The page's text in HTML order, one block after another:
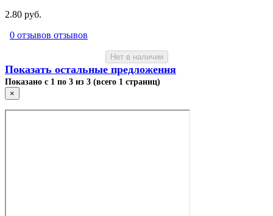
2.80 руб.
0 отзывов отзывов
Нет в наличии
Показать остальные предложения
Показано с 1 по 3 из 3 (всего 1 страниц)
×